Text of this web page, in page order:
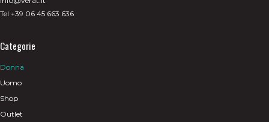
Tel +39 06 45 663 636
Categorie
Donna
Uomo
Shop
Outlet